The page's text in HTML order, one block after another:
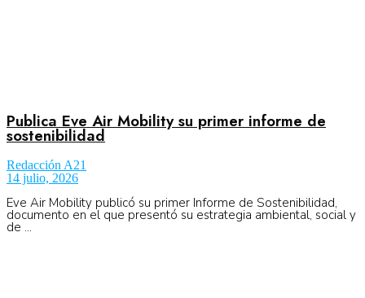
Publica Eve Air Mobility su primer informe de
sostenibilidad
Redacción A21
14 julio, 2026
Eve Air Mobility publicó su primer Informe de Sostenibilidad,
documento en el que presentó su estrategia ambiental, social y
de ...